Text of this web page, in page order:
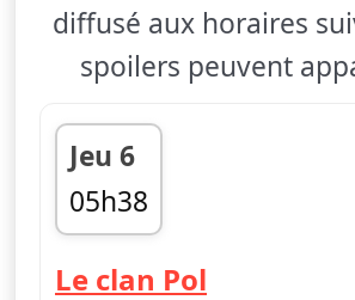
diffusé aux horaires
spoilers peuvent
Jeu 6
05h38
fin 06h00
Le clan Pol